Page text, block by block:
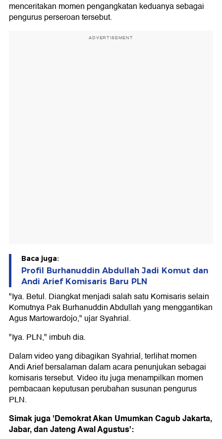
menceritakan momen pengangkatan keduanya sebagai
pengurus perseroan tersebut.
ADVERTISEMENT
Baca juga:
Profil Burhanuddin Abdullah Jadi Komut dan
Andi Arief Komisaris Baru PLN
"Iya. Betul. Diangkat menjadi salah satu Komisaris selain
Komutnya Pak Burhanuddin Abdullah yang menggantikan
Agus Martowardojo," ujar Syahrial.
"Iya. PLN," imbuh dia.
Dalam video yang dibagikan Syahrial, terlihat momen
Andi Arief bersalaman dalam acara penunjukan sebagai
komisaris tersebut. Video itu juga menampilkan momen
pembacaan keputusan perubahan susunan pengurus
PLN.
Simak juga 'Demokrat Akan Umumkan Cagub Jakarta,
Jabar, dan Jateng Awal Agustus':